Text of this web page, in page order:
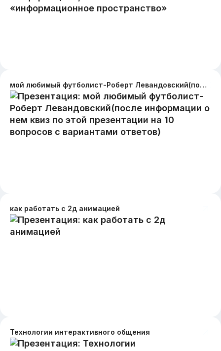
мой любимый футболист-Роберт Левандовский(после информации о нем квиз по этой презентации на 10 вопросов с вариантами ответов)
как работать с 2д анимацией
Технологии интерактивного общения